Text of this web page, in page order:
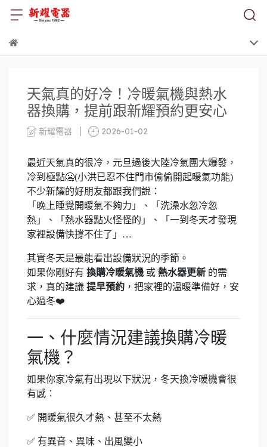
天氣真的好冷！冷暖氣機與熱水
器換購，提前跟新耀預約更安心
新耀電器 2026-01-02
最近天氣真的很冷，元旦過後大陸冷氣團大爆發，
冷到極點🥶(小洪已忍不住門市偷偷開起暖氣功能)
不少新耀的好朋友都跟我們說：
「晚上睡覺開暖氣不夠力」、「洗澡水忽冷忽
熱」、「熱水器點火怪怪的」、「一到冬天才發現
家裡設備快撐不住了」…
其實冬天是最能看出設備狀況的季節。
如果你剛好有 換購冷暖氣機 或 熱水器更新 的需
求，真的建議 提早預約 ，把家裡的溫暖準備好，安
心過冬❤️
一、什麼情況建議換購冷暖
氣機？
如果你家冷氣有出現以下狀況，冬天換冷暖機會很
有感：
✅ 開暖氣很久才熱、甚至不太熱
✅ 有異音、異味、出風變小